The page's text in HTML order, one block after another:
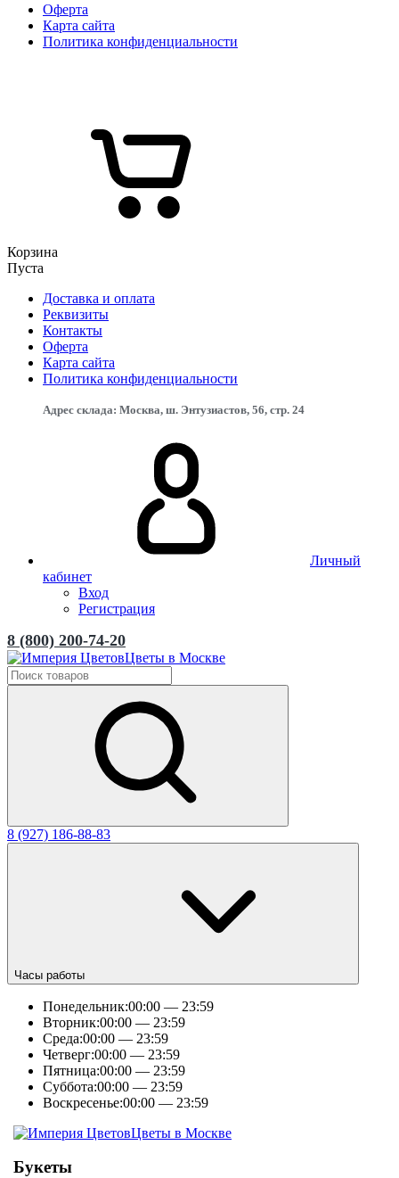
Оферта
Карта сайта
Политика конфиденциальности
Корзина
Пуста
Доставка и оплата
Реквизиты
Контакты
Оферта
Карта сайта
Политика конфиденциальности
Адрес склада: Москва, ш. Энтузиастов, 56, стр. 24
Личный
кабинет
Вход
Регистрация
8 (800) 200-74-20
Цветы в Москве
8 (927) 186-88-83
Часы работы
Понедельник:00:00 — 23:59
Вторник:00:00 — 23:59
Среда:00:00 — 23:59
Четверг:00:00 — 23:59
Пятница:00:00 — 23:59
Суббота:00:00 — 23:59
Воскресенье:00:00 — 23:59
Цветы в Москве
Букеты